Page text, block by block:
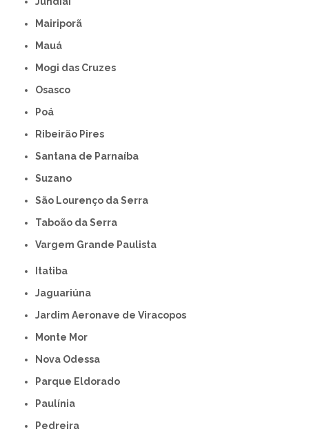
Mairiporã
Mauá
Mogi das Cruzes
Osasco
Poá
Ribeirão Pires
Santana de Parnaíba
Suzano
São Lourenço da Serra
Taboão da Serra
Vargem Grande Paulista
Itatiba
Jaguariúna
Jardim Aeronave de Viracopos
Monte Mor
Nova Odessa
Parque Eldorado
Paulínia
Pedreira